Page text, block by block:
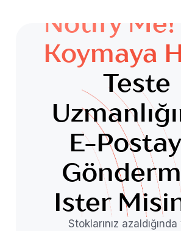
Notify
Koymaya
Teste
E-
Ister
Stoklarınız